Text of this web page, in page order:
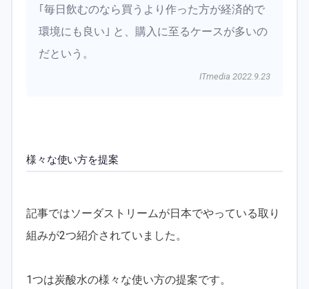
｢毎日飲むのなら買うより作った方が経済的で
環境にも良い｣ と、購入に至るケースが多いの
だという。
ITmedia 2022.9.23
様々な使い方を提案
記事ではソーダストリームが日本でやっている取り
組みが2つ紹介されていました。
1つは炭酸水の様々な使い方の提案です。